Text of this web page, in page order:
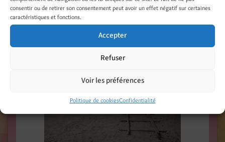
consentir ou de retirer son consentement peut avoir un effet négatif sur certaines
caractéristiques et fonctions.
Accepter
Refuser
Voir les préférences
Politique de cookiesConfidentialité